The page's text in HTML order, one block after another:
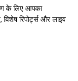
के लिए आपका
रिपोर्ट्स और लाइव